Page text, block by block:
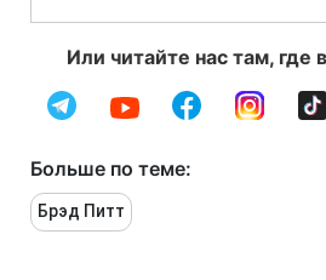
Или читайте нас там, где
Больше по теме:
Брэд Питт